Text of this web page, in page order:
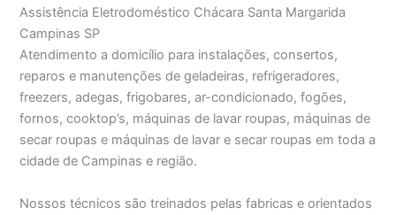
Assistência Eletrodoméstico Chácara Santa Margarida
Campinas SP
Atendimento a domicílio para instalações, consertos,
reparos e manutenções de geladeiras, refrigeradores,
freezers, adegas, frigobares, ar-condicionado, fogões,
fornos, cooktop’s, máquinas de lavar roupas, máquinas de
secar roupas e máquinas de lavar e secar roupas em toda a
cidade de Campinas e região.
Nossos técnicos são treinados pelas fabricas e orientados